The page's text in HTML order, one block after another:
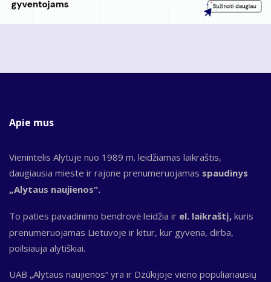
Apie mus
Vienintelis Alytuje nuo 1989 m. leidžiamas laikraštis,
daugiausia mieste ir rajone prenumeruojamas spaudinys
„Alytaus naujienos“.
To paties pavadinimo bendrovė leidžia ir el. laikraštį, kuris
prenumeruojamas Lietuvoje ir kitur, kur gyvena, dirba,
poilsiauja alytiškiai.
UAB „Alytaus naujienos“ yra ir Dzūkijoje vieno populiariausių